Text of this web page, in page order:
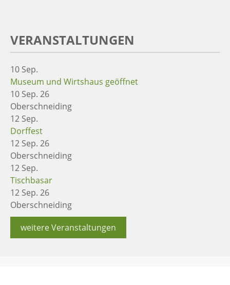
VERANSTALTUNGEN
10 Sep.
Museum und Wirtshaus geöffnet
10 Sep. 26
Oberschneiding
12 Sep.
Dorffest
12 Sep. 26
Oberschneiding
12 Sep.
Tischbasar
12 Sep. 26
Oberschneiding
weitere Veranstaltungen